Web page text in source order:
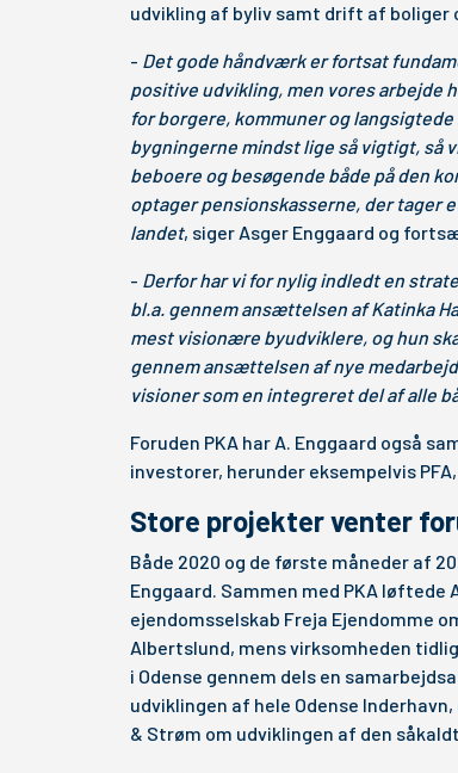
udvikling af byliv samt drift af boliger
- Det gode håndværk er fortsat
positive udvikling, men vores arbejde
for borgere, kommuner og
bygningerne mindst lige så vigtigt, så
beboere og besøgende både på den
optager pensionskasserne, der tager
landet, siger Asger Enggaard og
- Derfor har vi for nylig indledt en
bl.a. gennem ansættelsen af Katinka
mest visionære byudviklere, og hun
gennem ansættelsen af nye
visioner som en integreret del af alle
Foruden PKA har A. Enggaard også
investorer, herunder eksempelvis
Store projekter venter
Både 2020 og de første måneder af
Enggaard. Sammen med PKA
ejendomsselskab Freja Ejendomme
Albertslund, mens virksomheden
i Odense gennem dels en
udviklingen af hele Odense
& Strøm om udviklingen af den